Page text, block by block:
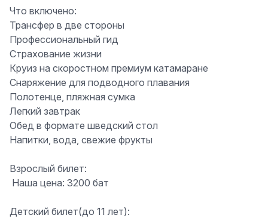
Что включено:
Трансфер в две стороны
Профессиональный гид
Страхование жизни
Круиз на скоростном премиум катамаране
Снаряжение для подводного плавания
Полотенце, пляжная сумка
Легкий завтрак
Обед в формате шведский стол
Напитки, вода, свежие фрукты
Взрослый билет:
️ Наша цена: 3200 бат
Детский билет(до 11 лет):